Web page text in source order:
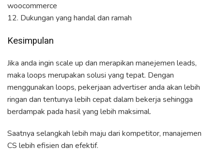
woocommerce
12. Dukungan yang handal dan ramah
Kesimpulan
Jika anda ingin scale up dan merapikan manejemen leads,
maka loops merupakan solusi yang tepat. Dengan
menggunakan loops, pekerjaan advertiser anda akan lebih
ringan dan tentunya lebih cepat dalam bekerja sehingga
berdampak pada hasil yang lebih maksimal.
Saatnya selangkah lebih maju dari kompetitor, manajemen
CS lebih efisien dan efektif.